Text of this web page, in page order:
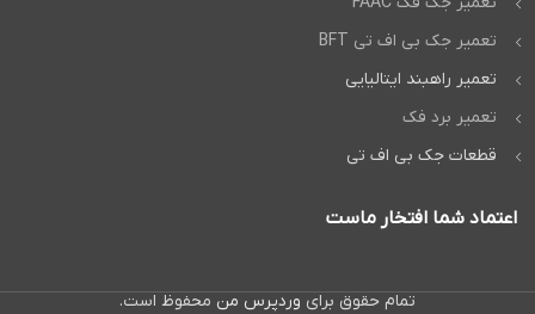
تعمیر جک بی اف تی BFT
تعمیر راهبند ایتالیایی
تعمیر برد فک
قطعات جک بی اف تی
اعتماد شما افتخار ماست
تمام حقوق برای وردپرس من محفوظ است.